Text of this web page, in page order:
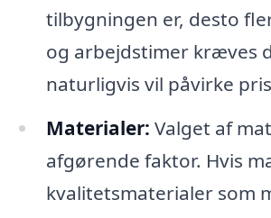
tilbygningen er, desto
og arbejdstimer kræves
naturligvis vil påvirke
Materialer: Valget af
afgørende faktor. Hvis
kvalitetsmaterialer som